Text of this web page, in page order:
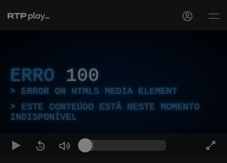
ERRO 100
ERROR ON HTML5 MEDIA ELEMENT
ESTE CONTEÚDO ESTÁ NESTE MOMENTO
INDISPONÍVEL